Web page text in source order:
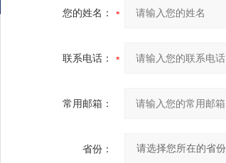
您的姓名：
联系电话：
常用邮箱：
省份：